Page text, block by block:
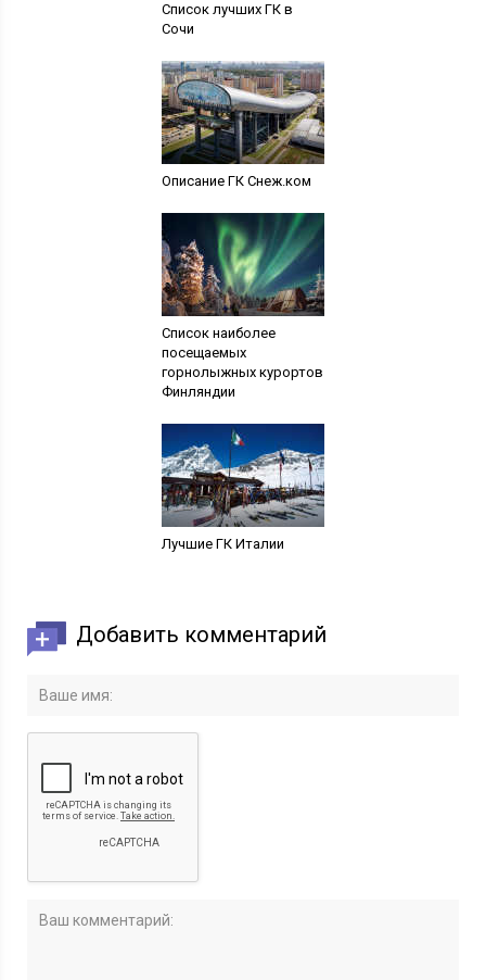
Список лучших ГК в
Сочи
Описание ГК Снеж.ком
Список наиболее
посещаемых
горнолыжных курортов
Финляндии
Лучшие ГК Италии
Добавить комментарий